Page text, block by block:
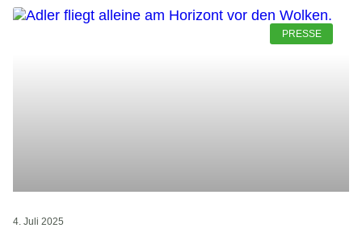
PRESSE
4. Juli 2025